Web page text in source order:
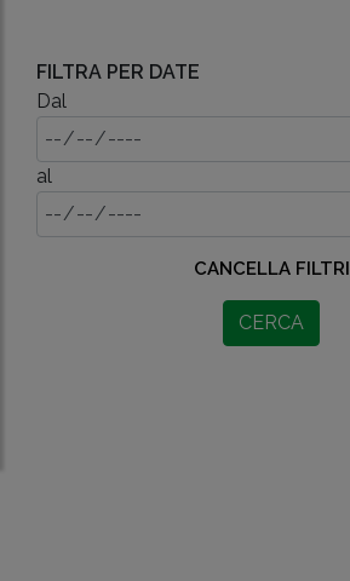
FILTRA PER DATE
Dal
al
CANCELLA FILTRI
CERCA